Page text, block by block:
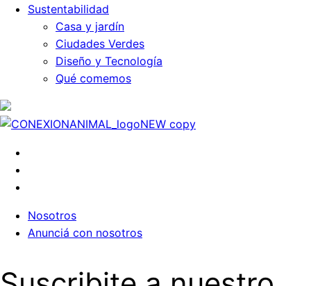
Sustentabilidad
Casa y jardín
Ciudades Verdes
Diseño y Tecnología
Qué comemos
Nosotros
Anunciá con nosotros